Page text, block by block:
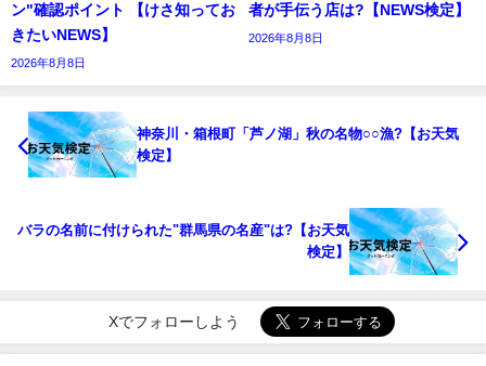
ン"確認ポイント 【けさ知ってお
きたいNEWS】
2026年8月8日
者が手伝う店は?【NEWS検定】
2026年8月8日
神奈川・箱根町「芦ノ湖」秋の名物○○漁?【お天気
検定】
バラの名前に付けられた"群馬県の名産"は?【お天気
検定】
Xでフォローしよう